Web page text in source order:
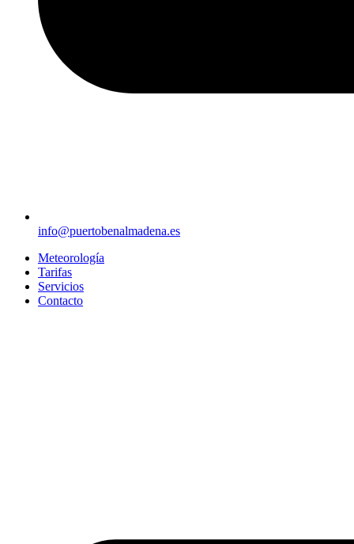
info@puertobenalmadena.es
Meteorología
Tarifas
Servicios
Contacto